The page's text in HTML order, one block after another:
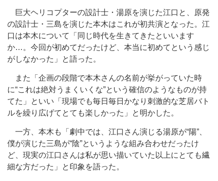
巨大ヘリコプターの設計士・湯原を演じた江口と、原発
の設計士・三島を演じた本木はこれが初共演となった。江
口は本木について「同じ時代を生きてきたといいます
か…。今回が初めてだったけど、本当に初めてという感じ
がしなかった」と語った。
また「企画の段階で本木さんの名前が挙がっていた時
に“これは絶対うまくいくな”という確信のようなものが持
てた」といい「現場でも毎日毎日かなり刺激的な芝居バト
ルを繰り広げてとても楽しかった」と明かした。
一方、本木も「劇中では、江口さん演じる湯原が“陽”、
僕が演じた三島が“陰”というような組み合わせだったけ
ど、現実の江口さんは私が思い描いていた以上にとても繊
細な方だった」と印象を語った。